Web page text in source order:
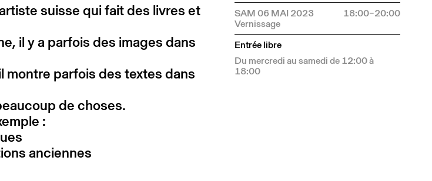
suisse qui fait des livres et
il y a parfois des images dans
montre parfois des textes dans
de choses.
:
anciennes
SAM 06 MAI 2023 18:00–20:00
Entrée libre
Du mercredi au samedi de 12:00 à
18:00